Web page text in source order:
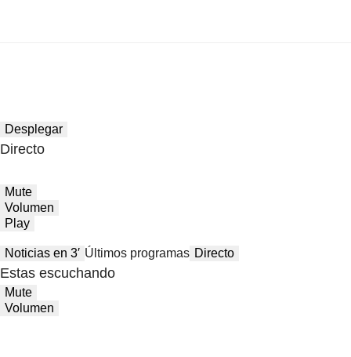
Desplegar
Directo
Mute
Volumen
Play
Noticias en 3′ Últimos programas Directo
Estas escuchando
Mute
Volumen